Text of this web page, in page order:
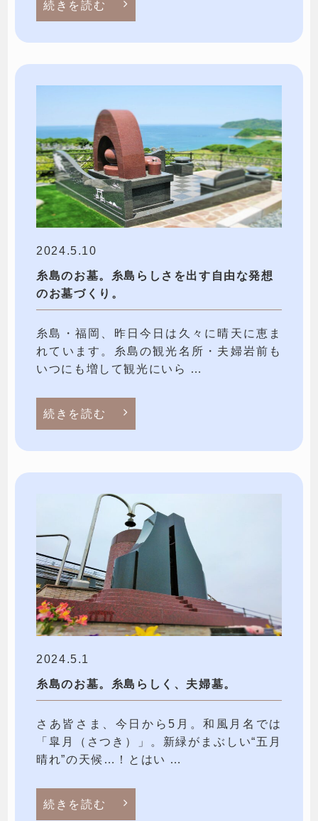
続きを読む
2024.5.10
糸島のお墓。糸島らしさを出す自由な発想
のお墓づくり。
糸島・福岡、昨日今日は久々に晴天に恵ま
れています。糸島の観光名所・夫婦岩前も
いつにも増して観光にいら …
続きを読む
2024.5.1
糸島のお墓。糸島らしく、夫婦墓。
さあ皆さま、今日から5月。和風月名では
「皐月（さつき）」。新緑がまぶしい“五月
晴れ”の天候…！とはい …
続きを読む